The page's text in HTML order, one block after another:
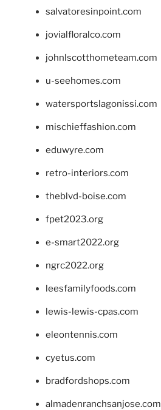
salvatoresinpoint.com
jovialfloralco.com
johnlscotthometeam.com
u-seehomes.com
watersportslagonissi.com
mischieffashion.com
eduwyre.com
retro-interiors.com
theblvd-boise.com
fpet2023.org
e-smart2022.org
ngrc2022.org
leesfamilyfoods.com
lewis-lewis-cpas.com
eleontennis.com
cyetus.com
bradfordshops.com
almadenranchsanjose.com